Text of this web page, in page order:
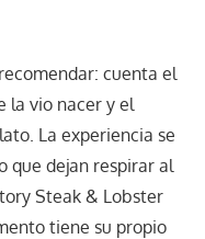
cuenta el
la vio nacer y el
La experiencia se
que dejan respirar al
Steak & Lobster
tiene su propio